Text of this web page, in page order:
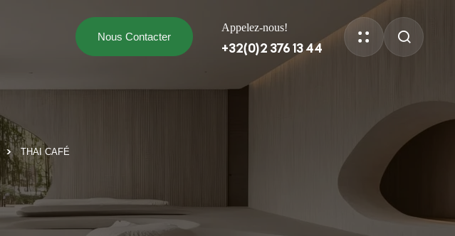
Nous Contacter
Appelez-nous!
+32(0)2 376 13 44
THAI CAFÉ